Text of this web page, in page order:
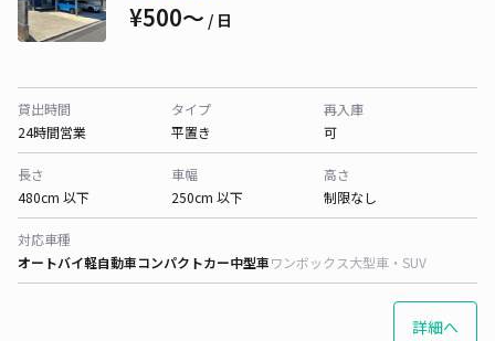
¥500〜 / 日
貸出時間
24時間営業
タイプ
平置き
再入庫
可
長さ
480cm 以下
車幅
250cm 以下
高さ
制限なし
対応車種
オートバイ軽自動車コンパクトカー中型車ワンボックス大型車・SUV
詳細へ